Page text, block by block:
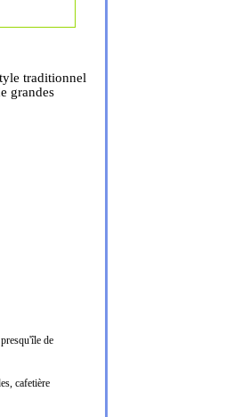
traditionnel
grandes
de
cafetière